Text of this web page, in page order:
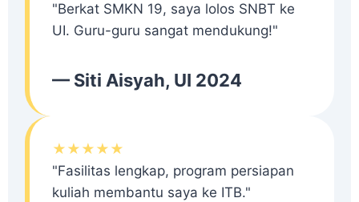
"Berkat SMKN 19, saya lolos SNBT ke
UI. Guru-guru sangat mendukung!"
— Siti Aisyah, UI 2024
★★★★★
"Fasilitas lengkap, program persiapan
kuliah membantu saya ke ITB."